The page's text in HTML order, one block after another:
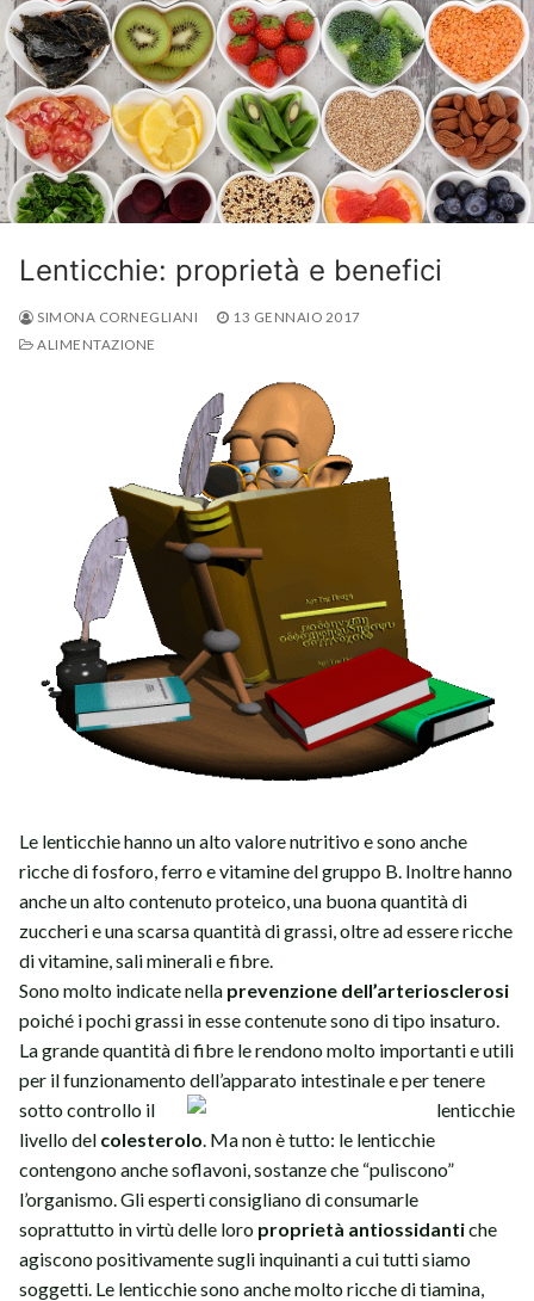
Lenticchie: proprietà e benefici
SIMONA CORNEGLIANI
13 GENNAIO 2017
ALIMENTAZIONE
Le lenticchie hanno un alto valore nutritivo e sono anche
ricche di fosforo, ferro e vitamine del gruppo B. Inoltre hanno
anche un alto contenuto proteico, una buona quantità di
zuccheri e una scarsa quantità di grassi, oltre ad essere ricche
di vitamine, sali minerali e fibre.
Sono molto indicate nella prevenzione dell’arteriosclerosi
poiché i pochi grassi in esse contenute sono di tipo insaturo.
La grande quantità di fibre le rendono molto importanti e utili
per il funzionamento dell’apparato intestinale e per tenere
sotto controllo il
livello del colesterolo . Ma non è tutto: le lenticchie
contengono anche soflavoni, sostanze che “puliscono”
l’organismo. Gli esperti consigliano di consumarle
soprattutto in virtù delle loro proprietà antiossidantiche
agiscono positivamente sugli inquinanti a cui tutti siamo
soggetti. Le lenticchie sono anche molto ricche di tiamina,